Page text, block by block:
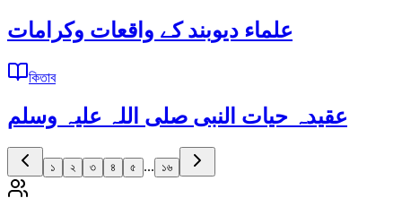
علماء ديوبند کے واقعات وكرامات
কিতাব
عقیدہ حیات النبی صلی اللہ علیہ وسلم
১ ২ ৩ ৪ ৫ ... ১৬